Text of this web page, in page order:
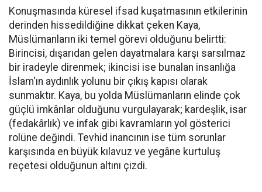
Konuşmasında küresel ifsad kuşatmasının etkilerinin
derinden hissedildiğine dikkat çeken Kaya,
Müslümanların iki temel görevi olduğunu belirtti:
Birincisi, dışarıdan gelen dayatmalara karşı sarsılmaz
bir iradeyle direnmek; ikincisi ise bunalan insanlığa
İslam'ın aydınlık yolunu bir çıkış kapısı olarak
sunmaktır. Kaya, bu yolda Müslümanların elinde çok
güçlü imkânlar olduğunu vurgulayarak; kardeşlik, isar
(fedakârlık) ve infak gibi kavramların yol gösterici
rolüne değindi. Tevhid inancının ise tüm sorunlar
karşısında en büyük kılavuz ve yegâne kurtuluş
reçetesi olduğunun altını çizdi.